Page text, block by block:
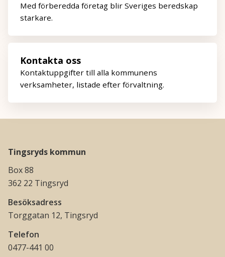
Med förberedda företag blir Sveriges beredskap
starkare.
Kontakta oss
Kontaktuppgifter till alla kommunens
verksamheter, listade efter förvaltning.
Tingsryds kommun
Box 88
362 22 Tingsryd
Besöksadress
Torggatan 12, Tingsryd
Telefon
0477-441 00